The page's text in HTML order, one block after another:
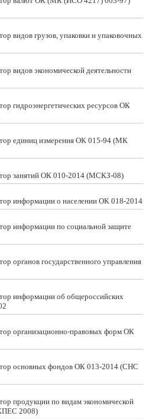
видов грузов, упаковки и упаковочных
видов экономической деятельности
гидроэнергетических ресурсов ОК
единиц измерения ОК 015-94 (МК
занятий ОК 010-2014 (МСКЗ-08)
информации о населении ОК 018-2014
информации по социальной защите
органов государственного управления
информации об общероссийских
организационно-правовых форм ОК
основных фондов ОК 013-2014 (СНС
продукции по видам экономической
2008)